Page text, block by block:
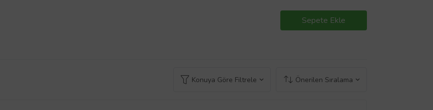
Sepete Ekle
Konuya Göre Filtrele Önerilen Sıralama